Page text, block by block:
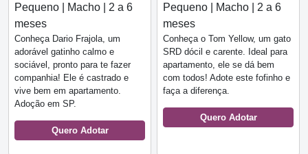
Pequeno | Macho | 2 a 6
meses
Conheça Dario Frajola, um
adorável gatinho calmo e
sociável, pronto para te fazer
companhia! Ele é castrado e
vive bem em apartamento.
Adoção em SP.
Quero Adotar
Pequeno | Macho | 2 a 6
meses
Conheça o Tom Yellow, um gato
SRD dócil e carente. Ideal para
apartamento, ele se dá bem
com todos! Adote este fofinho e
faça a diferença.
Quero Adotar